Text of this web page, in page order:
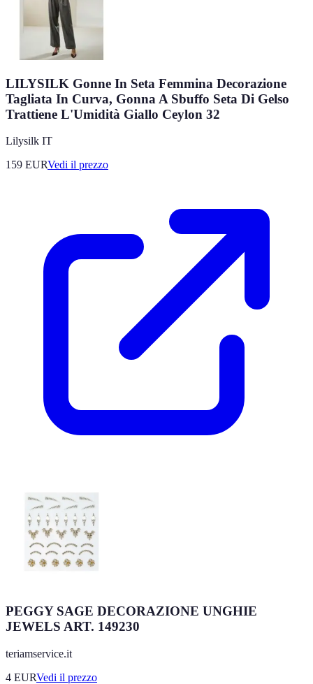
LILYSILK Gonne In Seta Femmina Decorazione
Tagliata In Curva, Gonna A Sbuffo Seta Di Gelso
Trattiene L'Umidità Giallo Ceylon 32
Lilysilk IT
159 EURVedi il prezzo
PEGGY SAGE DECORAZIONE UNGHIE
JEWELS ART. 149230
teriamservice.it
4 EURVedi il prezzo